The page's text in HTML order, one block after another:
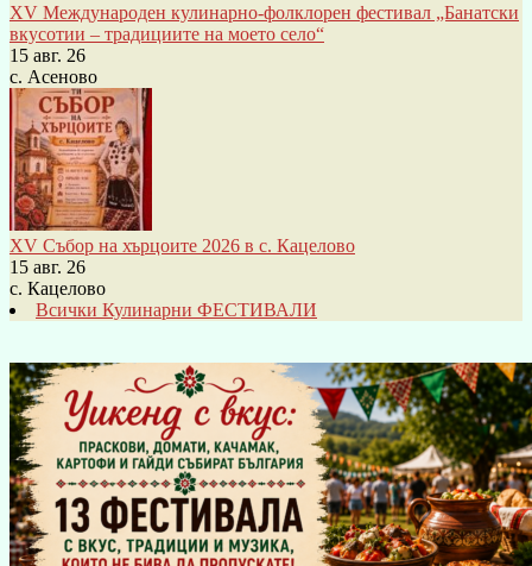
XV Международен кулинарно-фолклорен фестивал „Банатски
вкусотии – традициите на моето село“
15 авг. 26
с. Асеново
XV Събор на хърцоите 2026 в с. Кацелово
15 авг. 26
с. Кацелово
Всички Кулинарни ФЕСТИВАЛИ